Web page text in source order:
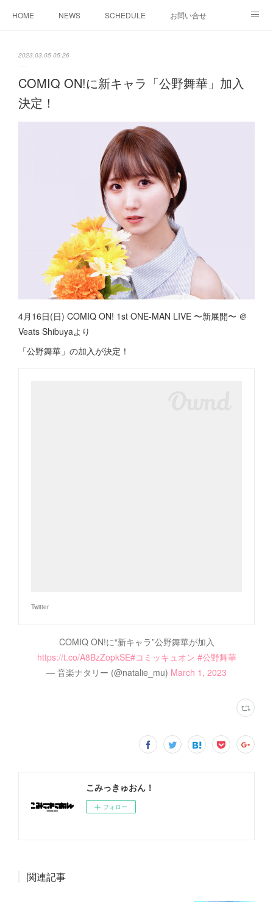
HOME NEWS SCHEDULE お問い合せ
2023.03.05 05:26
COMIQ ON!に新キャラ「公野舞華」加入
決定！
4月16日(日) COMIQ ON! 1st ONE-MAN LIVE 〜新展開〜 ＠
Veats Shibuyaより
「公野舞華」の加入が決定！
Twitter
COMIQ ON!に“新キャラ”公野舞華が加入
https://t.co/A8BzZopkSE#コミッキュオン #公野舞華
— 音楽ナタリー (@natalie_mu) March 1, 2023
こみっきゅおん！
フォロー
関連記事